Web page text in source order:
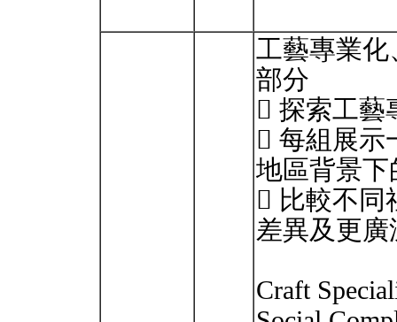
工藝專業
部分
 探索工藝
 每組展示
地區背景
 比較不同
差異及更
Craft